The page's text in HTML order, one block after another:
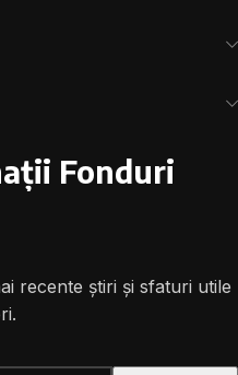
Fonduri
recente știri și sfaturi utile